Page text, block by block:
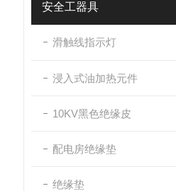
安全工器具
滑触线指示灯
浸入式油加热元件
10KV黑色绝缘皮
配电房绝缘垫
绝缘垫